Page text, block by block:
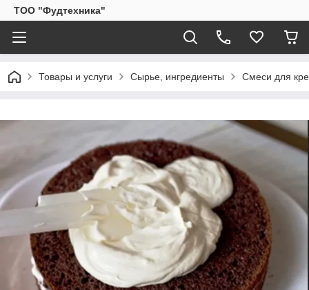
ТОО "Фудтехника"
Товары и услуги Сырье, ингредиенты Смеси для